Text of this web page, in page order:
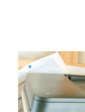
Archives du blog